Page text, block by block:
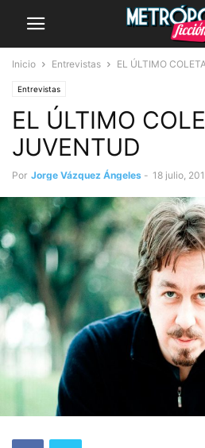
Inicio Entrevistas EL ÚLTIMO
Entrevistas
EL ÚLTIMO
JUVENTUD
Por Jorge Vázquez Ángeles - 18 julio,